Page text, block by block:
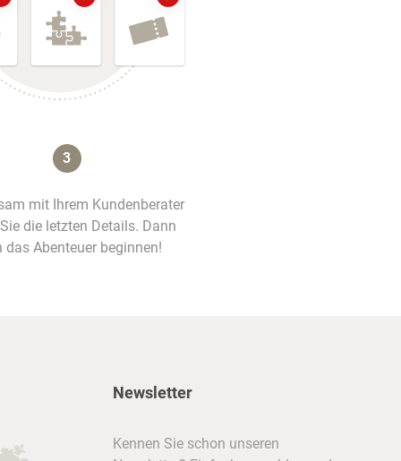
3
mit Ihrem Kundenberater
die letzten Details. Dann
das Abenteuer beginnen!
Newsletter
Kennen Sie schon unseren